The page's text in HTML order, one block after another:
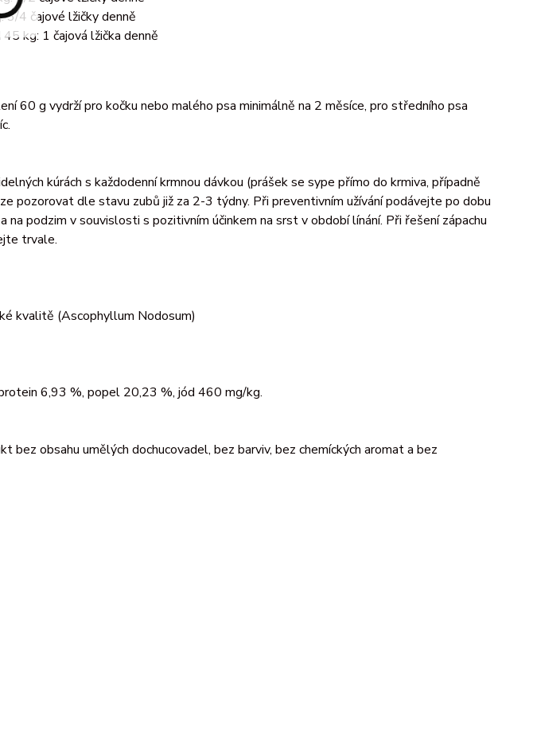
4 čajové lžičky denně
kg: 1 čajová lžička denně
60 g vydrží pro kočku nebo malého psa minimálně na 2 měsíce, pro středního psa
kúrách s každodenní krmnou dávkou (prášek se sype přímo do krmiva, případně
pozorovat dle stavu zubů již za 2-3 týdny. Při preventivním užívání podávejte po dobu
na podzim v souvislosti s pozitivním účinkem na srst v období línání. Při řešení zápachu
trvale.
kvalitě (Ascophyllum Nodosum)
6,93 %, popel 20,23 %, jód 460 mg/kg.
bez obsahu umělých dochucovadel, bez barviv, bez chemíckých aromat a bez